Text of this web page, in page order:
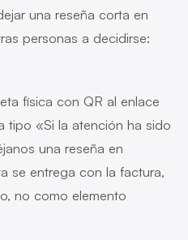
una reseña corta en
personas a decidirse:
física con QR al enlace
tipo «Si la atención ha sido
una reseña en
se entrega con la factura,
no como elemento